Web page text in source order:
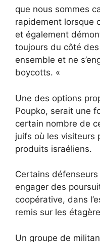
que nous sommes
rapidement lorsque
et également
toujours du côté
ensemble et ne
boycotts. «
Une des options
Poupko, serait une
certain nombre de
juifs où les visiteurs
produits israéliens.
Certains
engager des
coopérative, dans
remis sur les
Un groupe de